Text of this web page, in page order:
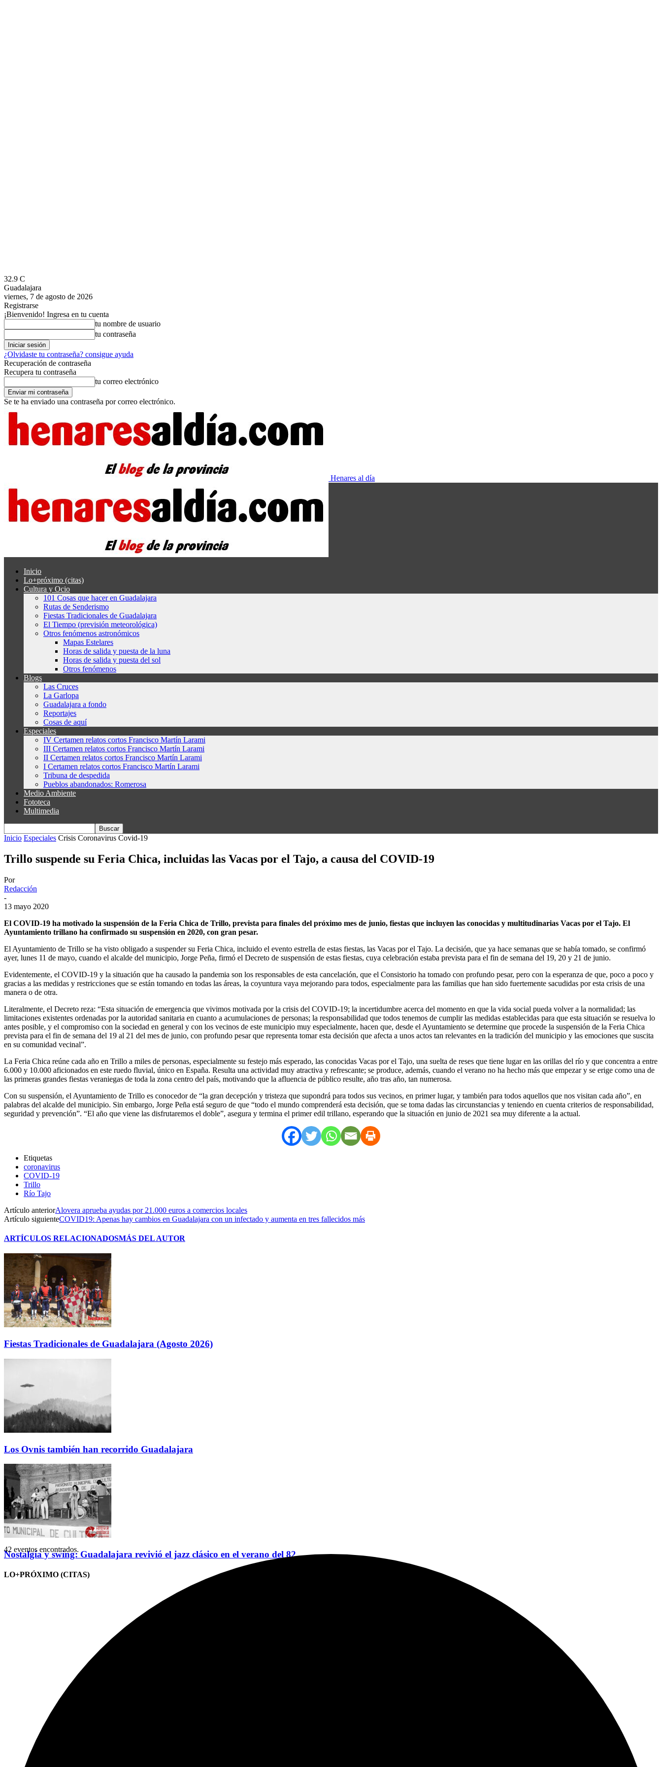
32.9 C
Guadalajara
viernes, 7 de agosto de 2026
Registrarse
¡Bienvenido! Ingresa en tu cuenta
tu nombre de usuario
tu contraseña
¿Olvidaste tu contraseña? consigue ayuda
Recuperación de contraseña
Recupera tu contraseña
tu correo electrónico
Se te ha enviado una contraseña por correo electrónico.
Henares al día
Inicio
Lo+próximo (citas)
Cultura y Ocio
101 Cosas que hacer en Guadalajara
Rutas de Senderismo
Fiestas Tradicionales de Guadalajara
El Tiempo (previsión meteorológica)
Otros fenómenos astronómicos
Mapas Estelares
Horas de salida y puesta de la luna
Horas de salida y puesta del sol
Otros fenómenos
Blogs
Las Cruces
La Garlopa
Guadalajara a fondo
Reportajes
Cosas de aquí
Especiales
IV Certamen relatos cortos Francisco Martín Larami
III Certamen relatos cortos Francisco Martín Larami
II Certamen relatos cortos Francisco Martín Larami
I Certamen relatos cortos Francisco Martín Larami
Tribuna de despedida
Pueblos abandonados: Romerosa
Medio Ambiente
Fototeca
Multimedia
Inicio Especiales Crisis Coronavirus Covid-19
Trillo suspende su Feria Chica, incluidas las Vacas por el Tajo, a causa del COVID-19
Por
Redacción
-
13 mayo 2020
El COVID-19 ha motivado la suspensión de la Feria Chica de Trillo, prevista para finales del próximo mes de junio, fiestas que incluyen las conocidas y multitudinarias Vacas por el Tajo. El
Ayuntamiento trillano ha confirmado su suspensión en 2020, con gran pesar.
El Ayuntamiento de Trillo se ha visto obligado a suspender su Feria Chica, incluido el evento estrella de estas fiestas, las Vacas por el Tajo. La decisión, que ya hace semanas que se había tomado, se confirmó
ayer, lunes 11 de mayo, cuando el alcalde del municipio, Jorge Peña, firmó el Decreto de suspensión de estas fiestas, cuya celebración estaba prevista para el fin de semana del 19, 20 y 21 de junio.
Evidentemente, el COVID-19 y la situación que ha causado la pandemia son los responsables de esta cancelación, que el Consistorio ha tomado con profundo pesar, pero con la esperanza de que, poco a poco y
gracias a las medidas y restricciones que se están tomando en todas las áreas, la coyuntura vaya mejorando para todos, especialmente para las familias que han sido fuertemente sacudidas por esta crisis de una
manera o de otra.
Literalmente, el Decreto reza: “Esta situación de emergencia que vivimos motivada por la crisis del COVID-19; la incertidumbre acerca del momento en que la vida social pueda volver a la normalidad; las
limitaciones existentes ordenadas por la autoridad sanitaria en cuanto a acumulaciones de personas; la responsabilidad que todos tenemos de cumplir las medidas establecidas para que esta situación se resuelva lo
antes posible, y el compromiso con la sociedad en general y con los vecinos de este municipio muy especialmente, hacen que, desde el Ayuntamiento se determine que procede la suspensión de la Feria Chica
prevista para el fin de semana del 19 al 21 del mes de junio, con profundo pesar que representa tomar esta decisión que afecta a unos actos tan relevantes en la tradición del municipio y las emociones que suscita
en su comunidad vecinal”.
La Feria Chica reúne cada año en Trillo a miles de personas, especialmente su festejo más esperado, las conocidas Vacas por el Tajo, una suelta de reses que tiene lugar en las orillas del río y que concentra a entre
6.000 y 10.000 aficionados en este ruedo fluvial, único en España. Resulta una actividad muy atractiva y refrescante; se produce, además, cuando el verano no ha hecho más que empezar y se erige como una de
las primeras grandes fiestas veraniegas de toda la zona centro del país, motivando que la afluencia de público resulte, año tras año, tan numerosa.
Con su suspensión, el Ayuntamiento de Trillo es conocedor de “la gran decepción y tristeza que supondrá para todos sus vecinos, en primer lugar, y también para todos aquellos que nos visitan cada año”, en
palabras del alcalde del municipio. Sin embargo, Jorge Peña está seguro de que “todo el mundo comprenderá esta decisión, que se toma dadas las circunstancias y teniendo en cuenta criterios de responsabilidad,
seguridad y prevención”. “El año que viene las disfrutaremos el doble”, asegura y termina el primer edil trillano, esperando que la situación en junio de 2021 sea muy diferente a la actual.
Etiquetas
coronavirus
COVID-19
Trillo
Río Tajo
Artículo anteriorAlovera aprueba ayudas por 21.000 euros a comercios locales
Artículo siguienteCOVID19: Apenas hay cambios en Guadalajara con un infectado y aumenta en tres fallecidos más
ARTÍCULOS RELACIONADOSMÁS DEL AUTOR
Fiestas Tradicionales de Guadalajara (Agosto 2026)
Los Ovnis también han recorrido Guadalajara
Nostalgia y swing: Guadalajara revivió el jazz clásico en el verano del 82
LO+PRÓXIMO (CITAS)
42 eventos encontrados.